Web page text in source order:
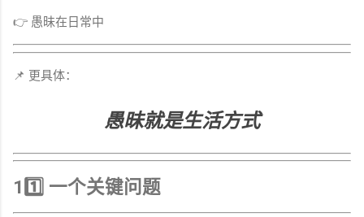
👉 愚昧在日常中
📌 更具体：
愚昧就是生活方式
11️⃣ 一个关键问题